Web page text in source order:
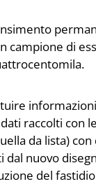
di
raccolti con
da lista)
nuovo
del